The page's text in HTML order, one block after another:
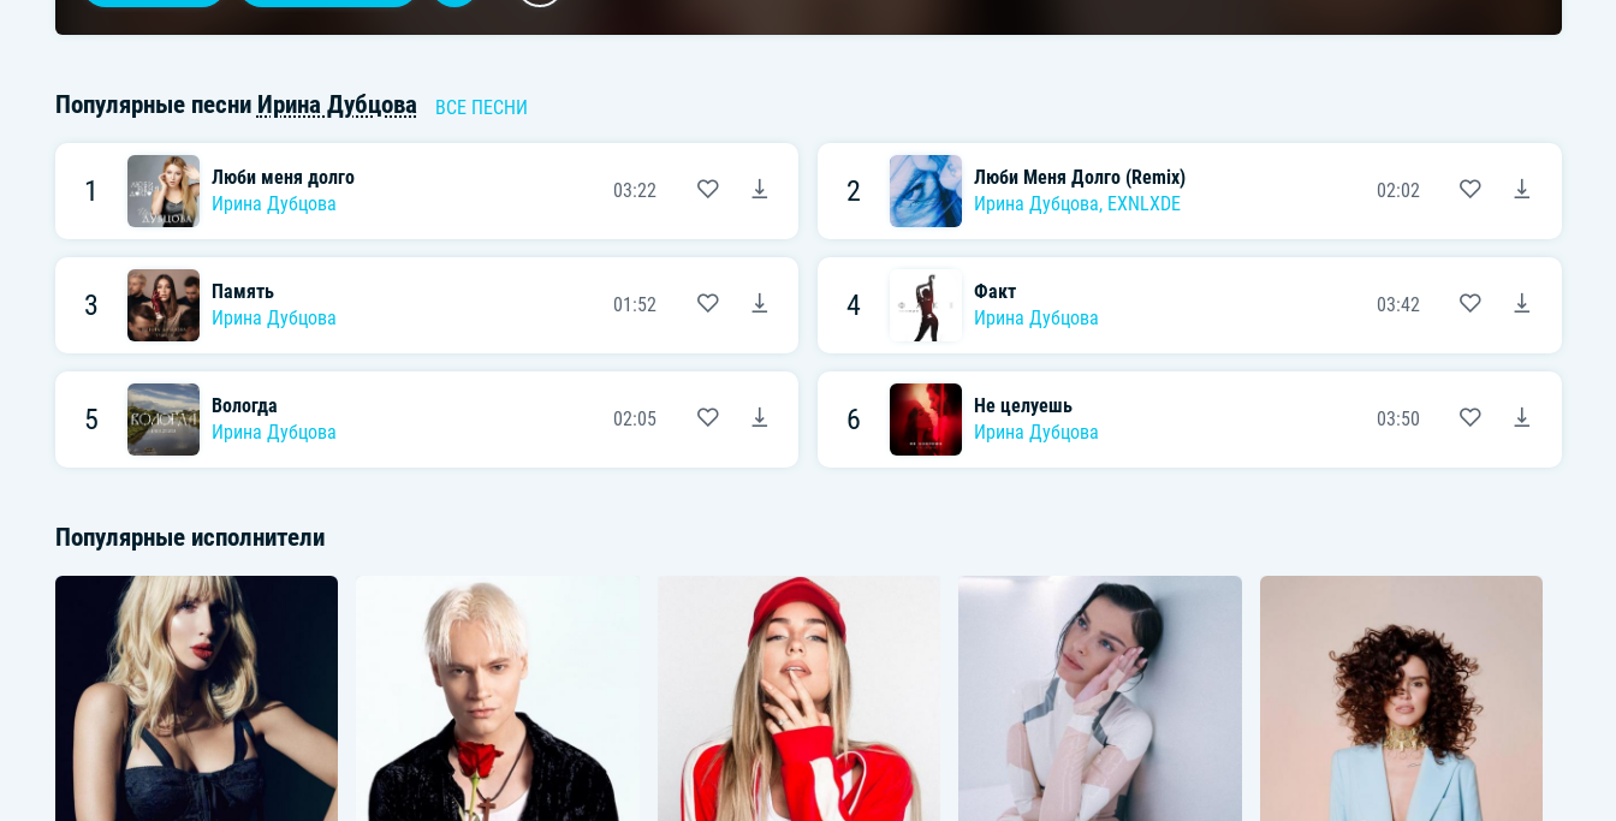
Популярные песни Ирина Дубцова ВСЕ ПЕСНИ
1
Люби меня долго
Ирина Дубцова
03:22 2
Люби Меня Долго (Remix)
Ирина Дубцова, EXNLXDE
02:02
3
Память
Ирина Дубцова
01:52 4
Факт
Ирина Дубцова
03:42
5
Вологда
Ирина Дубцова
02:05 6
Не целуешь
Ирина Дубцова
03:50
Популярные исполнители